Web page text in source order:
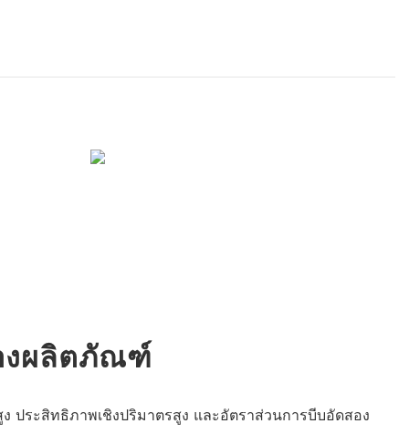
ผลิตภัณฑ์
ประสิทธิภาพเชิงปริมาตรสูง และอัตราส่วนการบีบอัดสอง